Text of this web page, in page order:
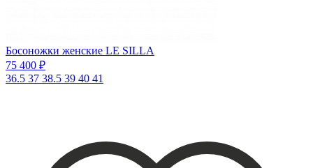
Босоножки женские LE SILLA
75 400 ₽
36.5 37 38.5 39 40 41